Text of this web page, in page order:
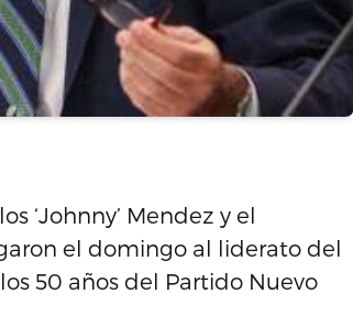
‘Johnny’ Mendez y el
el domingo al liderato del
50 años del Partido Nuevo